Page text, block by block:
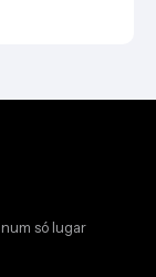
só lugar